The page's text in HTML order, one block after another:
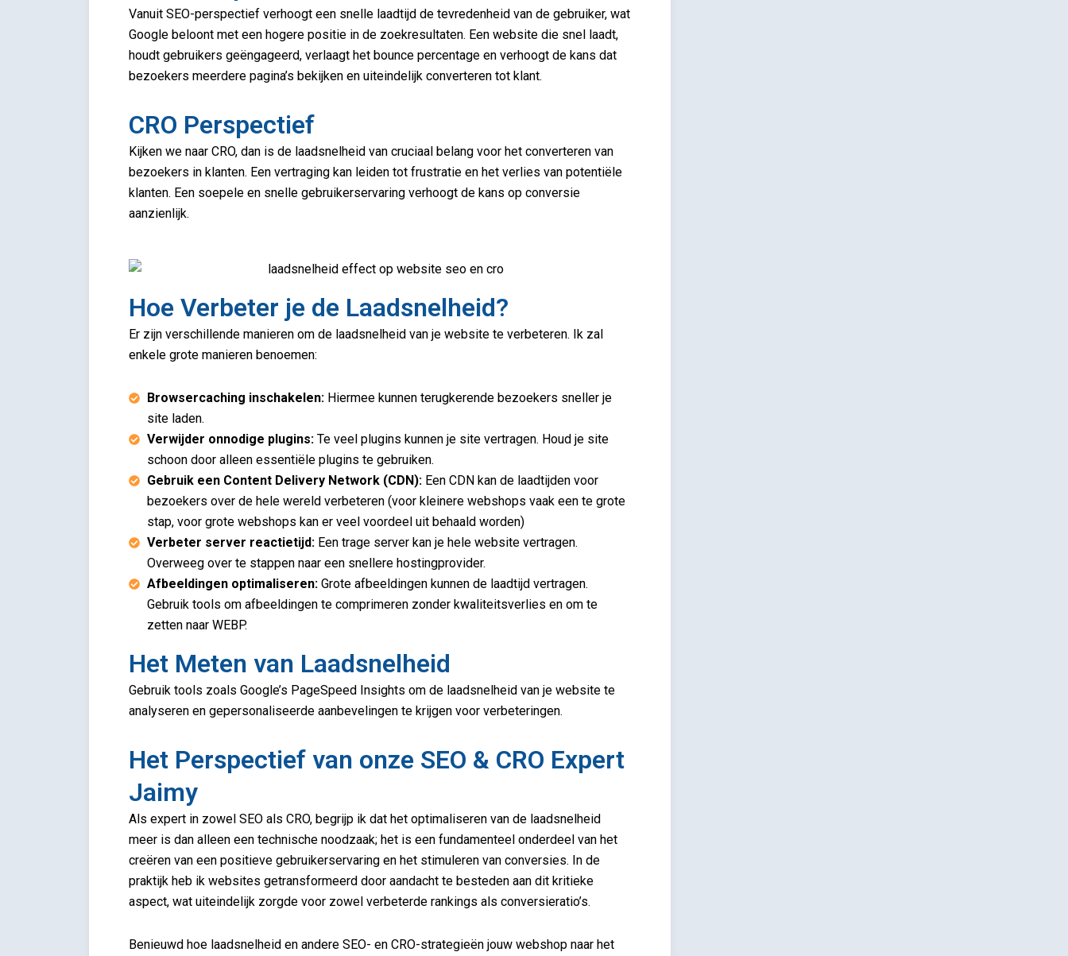
Vanuit SEO-perspectief verhoogt een snelle laadtijd de tevredenheid van de gebruiker, wat
Google beloont met een hogere positie in de zoekresultaten. Een website die snel laadt,
houdt gebruikers geëngageerd, verlaagt het bounce percentage en verhoogt de kans dat
bezoekers meerdere pagina’s bekijken en uiteindelijk converteren tot klant.
CRO Perspectief
Kijken we naar CRO, dan is de laadsnelheid van cruciaal belang voor het converteren van
bezoekers in klanten. Een vertraging kan leiden tot frustratie en het verlies van potentiële
klanten. Een soepele en snelle gebruikerservaring verhoogt de kans op conversie
aanzienlijk.
Hoe Verbeter je de Laadsnelheid?
Er zijn verschillende manieren om de laadsnelheid van je website te verbeteren. Ik zal
enkele grote manieren benoemen:
Browsercaching inschakelen:Hiermee kunnen terugkerende bezoekers sneller je
site laden.
Verwijder onnodige plugins:Te veel plugins kunnen je site vertragen. Houd je site
schoon door alleen essentiële plugins te gebruiken.
Gebruik een Content Delivery Network (CDN):Een CDN kan de laadtijden voor
bezoekers over de hele wereld verbeteren (voor kleinere webshops vaak een te grote
stap, voor grote webshops kan er veel voordeel uit behaald worden)
Verbeter server reactietijd:Een trage server kan je hele website vertragen.
Overweeg over te stappen naar een snellere hostingprovider.
Afbeeldingen optimaliseren:Grote afbeeldingen kunnen de laadtijd vertragen.
Gebruik tools om afbeeldingen te comprimeren zonder kwaliteitsverlies en om te
zetten naar WEBP.
Het Meten van Laadsnelheid
Gebruik tools zoals Google’s PageSpeed Insights om de laadsnelheid van je website te
analyseren en gepersonaliseerde aanbevelingen te krijgen voor verbeteringen.
Het Perspectief van onze SEO & CRO Expert
Jaimy
Als expert in zowel SEO als CRO, begrijp ik dat het optimaliseren van de laadsnelheid
meer is dan alleen een technische noodzaak; het is een fundamenteel onderdeel van het
creëren van een positieve gebruikerservaring en het stimuleren van conversies. In de
praktijk heb ik websites getransformeerd door aandacht te besteden aan dit kritieke
aspect, wat uiteindelijk zorgde voor zowel verbeterde rankings als conversieratio’s.
Benieuwd hoe laadsnelheid en andere SEO- en CRO-strategieën jouw webshop naar het